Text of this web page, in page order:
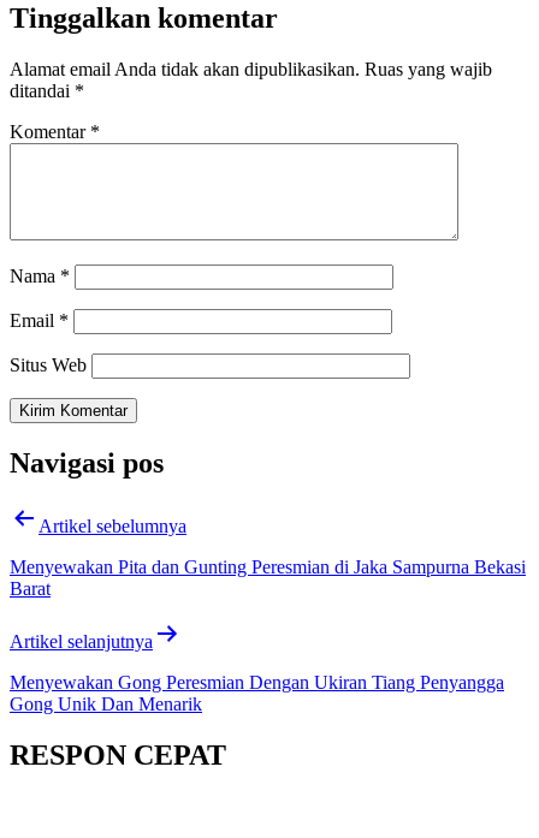
Tinggalkan komentar
Alamat email Anda tidak akan dipublikasikan. Ruas yang wajib
ditandai *
Komentar *
Nama *
Email *
Situs Web
Navigasi pos
Artikel sebelumnya
Menyewakan Pita dan Gunting Peresmian di Jaka Sampurna Bekasi
Barat
Artikel selanjutnya
Menyewakan Gong Peresmian Dengan Ukiran Tiang Penyangga
Gong Unik Dan Menarik
RESPON CEPAT